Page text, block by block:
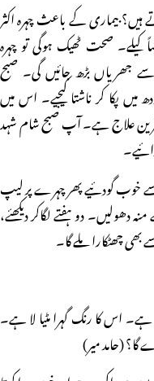
ہیں؟ بیماری کے باعث چہرہ اکثر
کیلے۔ صحت ٹھیک ہوگی تو چہرہ
جھریاں بڑھ جائیں گی۔ صبح
میں پکا کر ناشتا کیجیے۔ اس میں
علاج ہے۔ آپ صبح شام شہد
خوب گودئیے پھر چہرے پر لیپ
دھولیں۔ دو ہفتے لگاکر دیکھئے،
چھٹکارا ملے گا۔
اس کا رنگ گہرا مٹیا لا ہے۔
(حامد میر)